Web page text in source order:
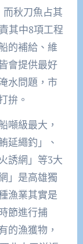
秋刀魚占其
其中8項工程
的補給、維
會提供最好
水問題，市
拚。
噸級最大，
延繩釣」、
誘網」等3大
」是高雄獨
漁業其實是
節進行捕
的漁獲物，